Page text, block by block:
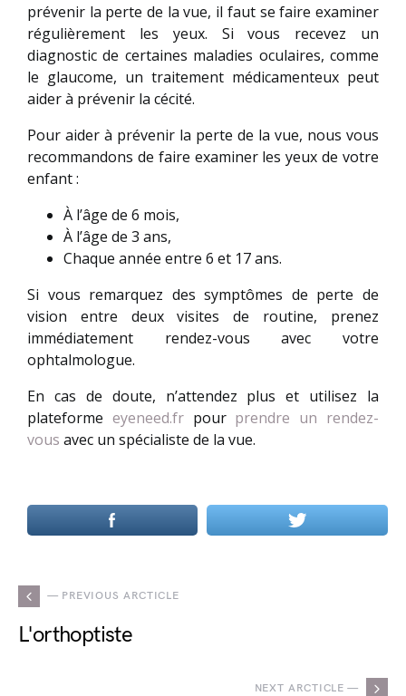
prévenir la perte de la vue, il faut se faire examiner
régulièrement les yeux. Si vous recevez un
diagnostic de certaines maladies oculaires, comme
le glaucome, un traitement médicamenteux peut
aider à prévenir la cécité.
Pour aider à prévenir la perte de la vue, nous vous
recommandons de faire examiner les yeux de votre
enfant :
À l’âge de 6 mois,
À l’âge de 3 ans,
Chaque année entre 6 et 17 ans.
Si vous remarquez des symptômes de perte de
vision entre deux visites de routine, prenez
immédiatement rendez-vous avec votre
ophtalmologue.
En cas de doute, n’attendez plus et utilisez la
plateforme eyeneed.frpour prendre un rendez-
vous avec un spécialiste de la vue.
— PREVIOUS ARCTICLE
L'orthoptiste
NEXT ARCTICLE —